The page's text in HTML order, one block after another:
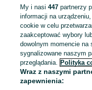
Strona główna Budowa i
- Radomsko
KATEGORIA
1054499710
My i nasi447 partnerzy
informacji na
cookie w celu
zaakceptować wybory
dowolnym momencie na
sygnalizowane naszym
przeglądania. Polityka
Wraz z naszymi
zapewnienia: